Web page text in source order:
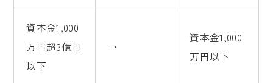
資本金1,000
万円超3億円
以下
→
資本金1,000
万円以下